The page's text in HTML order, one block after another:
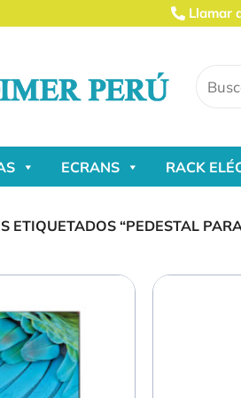
Llamar
por:
ECRANS RACK
ETIQUETADOS “PEDESTAL